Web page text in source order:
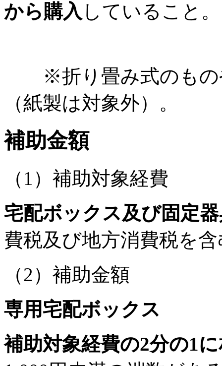
から購入 していること。
※折り畳み式のもの
（紙製は対象外）。
補助金額
（1）補助対象経費
宅配ボックス及び固定
費税及び地方消費税を
（2）補助金額
専用宅配ボックス
補助対象経費の2分の1